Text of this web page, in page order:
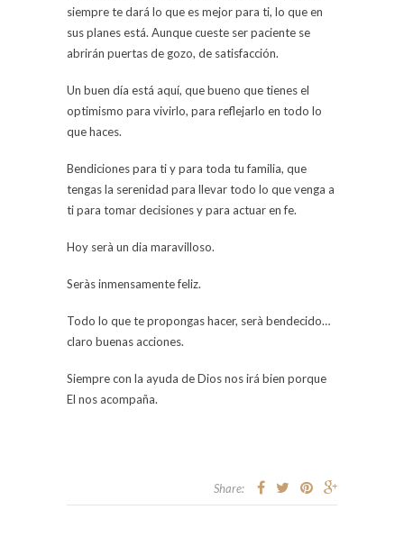
siempre te dará lo que es mejor para ti, lo que en
sus planes está. Aunque cueste ser paciente se
abrirán puertas de gozo, de satisfacción.
Un buen día está aquí, que bueno que tienes el
optimismo para vivirlo, para reflejarlo en todo lo
que haces.
Bendiciones para ti y para toda tu familia, que
tengas la serenidad para llevar todo lo que venga a
ti para tomar decisiones y para actuar en fe.
Hoy serà un dia maravilloso.
Seràs inmensamente feliz.
Todo lo que te propongas hacer, serà bendecido…
claro buenas acciones.
Siempre con la ayuda de Dios nos irá bien porque
El nos acompaña.
Share: